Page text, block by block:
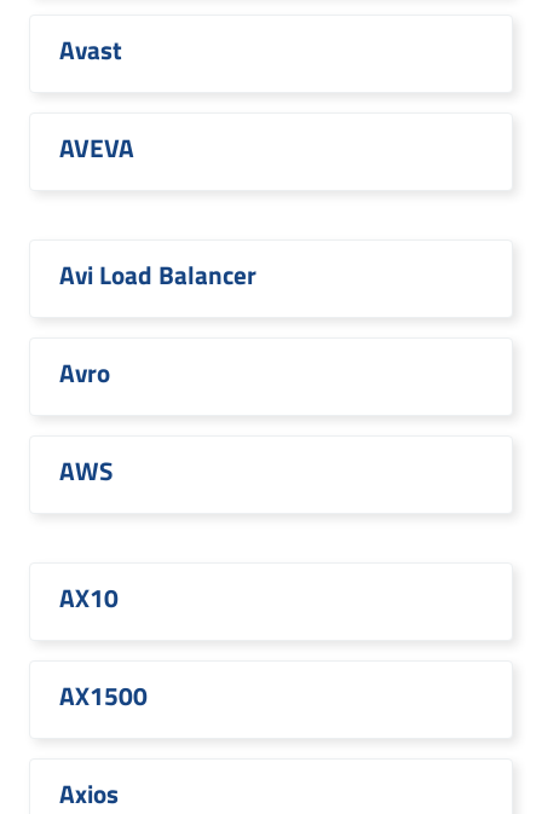
Avast
AVEVA
Avi Load Balancer
Avro
AWS
AX10
AX1500
Axios